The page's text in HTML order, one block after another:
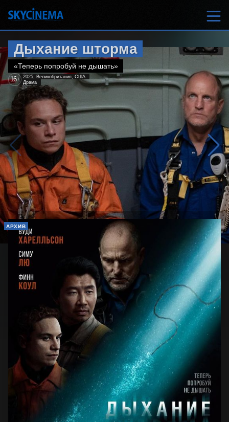
Дыхание шторма
«Теперь попробуй не дышать»
16+ 2025, Великобритания, США
Драма
АРХИВ